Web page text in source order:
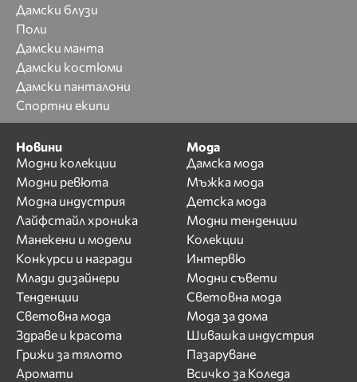
Дамски блузи
Поли
Дамски манта
Дамски костюми
Дамски панталони
Спортни екипи
Новини
Модни колекции
Модни ревюта
Модна индустрия
Лайфстайл хроника
Манекени и модели
Конкурси и награди
Млади дизайнери
Тенденции
Световна мода
Здраве и красота
Грижи за тялото
Аромати
Мода
Дамска мода
Мъжка мода
Детска мода
Модни тенденции
Колекции
Интервю
Модни съвети
Световна мода
Мода за дома
Шивашка индустрия
Пазаруване
Всичко за Коледа